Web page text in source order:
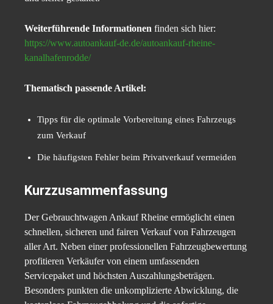
Weiterführende Informationen finden sich hier:
https://www.autoankauf-de.de/autoankauf-rheine-
kanalhafenrodde/
Thematisch passende Artikel:
Tipps für die optimale Vorbereitung eines Fahrzeugs
zum Verkauf
Die häufigsten Fehler beim Privatverkauf vermeiden
Kurzzusammenfassung
Der Gebrauchtwagen Ankauf Rheine ermöglicht einen
schnellen, sicheren und fairen Verkauf von Fahrzeugen
aller Art. Neben einer professionellen Fahrzeugbewertung
profitieren Verkäufer von einem umfassenden
Servicepaket und höchsten Auszahlungsbeträgen.
Besonders punkten die unkomplizierte Abwicklung, die